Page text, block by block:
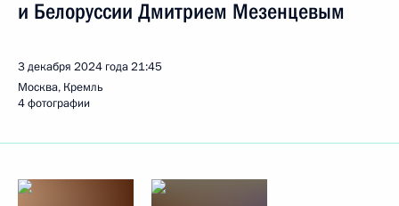
и Белоруссии Дмитрием Мезенцевым
3 декабря 2024 года21:45
Москва, Кремль
4 фотографии